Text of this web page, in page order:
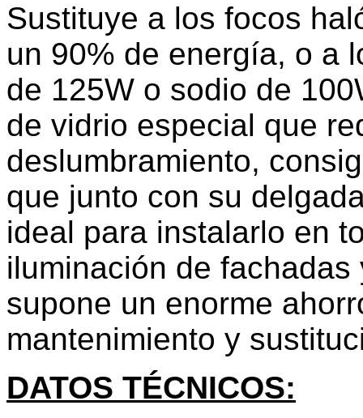
Sustituye a los focos
un 90% de energía, o a
de 125W o sodio de
de vidrio especial que
deslumbramiento,
que junto con su
ideal para instalarlo en
iluminación de
supone un enorme
mantenimiento y
DATOS TÉCNICOS: